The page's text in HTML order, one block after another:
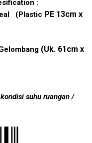
:
(Plastic PE 13cm x
(Uk. 61cm x
suhu ruangan /